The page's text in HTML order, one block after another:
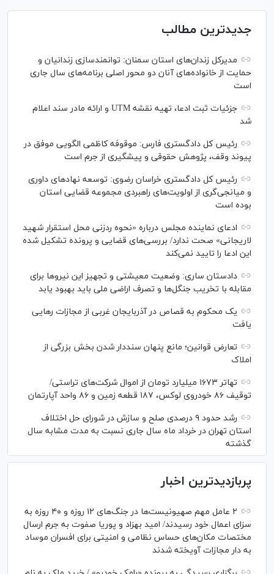
جدیدترین مطالب
مدیرکل زندان‌های استان سمنان: توانمندسازی زندانیان و
حمایت از خانواده‌های آنان دو محور اصلی برنامه‌های سال جاری
است
جزئیات ثبت ادعا، تهیه نقشه UTM و ارائه مادر سند اعلام
شد
رئیس کل دادگستری فارس: موقوفه کاظمی الگویی موفق در
پیوند وقف، پژوهش حقوقی و پیشگیری از جرم است
رئیس کل دادگستری خراسان رضوی: توسعه نهاد‌های داوری
و میانجی‌گری از اولویت‌های راهبردی مجموعه قضایی استان
بوده است
ادعای نماینده مجلس درباره «نحوه ردزنی محل استقرار شهید
لاریجانی» صحت ندارد/ بررسی‌های قضایی و پرونده تشکیل شده
این ادعا را تایید نمی‌کند
دادستان ساری: وضعیت معیشتی و تجهیز این نیرو‌ها برای
مقابله با تخریب جنگل‌ها و تصرف اراضی ملی باید بهبود یابد
یک محکوم به قصاص در آذربایجان‌ غربی از مجازات رهایی
یافت
تعارض قوانین؛ مانع پنهان سنددار شدن بخش بزرگی از
املاک
تهاتر ۱۶۷۳ میلیارد تومان از اموال شرکت‌های تراستی/
توقیف ۸۶ خودروی لوکس، ۱۸۷ قطعه زمین و ۸۶ واحد آپارتمان
رشد حدود ۹ درصدی صلح و سازش در شورای حل اختلاف
استان تهران در خرداد ماه سال جاری نسبت به مدت مشابه سال
گذشته
پربازدیدترین اخبار
۲ عامل مهم صهیونیست‌ها در جنگ‌های ۱۲ روزه و ۴۰ روزه به
سزای اعمال خود رسیدند/ امید بهزاد و پوریا صفوت به جرم ارسال
مختصات مکان‌های حساس نظامی و امنیتی برای افسران موساد
به دار مجازات آویخته شدند